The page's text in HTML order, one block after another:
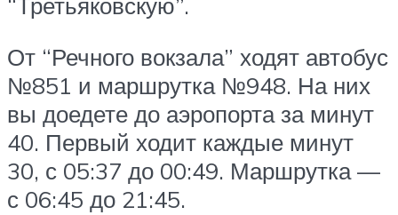
“Третьяковскую”.
От “Речного вокзала” ходят автобус
№851 и маршрутка №948. На них
вы доедете до аэропорта за минут
40. Первый ходит каждые минут
30, с 05:37 до 00:49. Маршрутка —
с 06:45 до 21:45.